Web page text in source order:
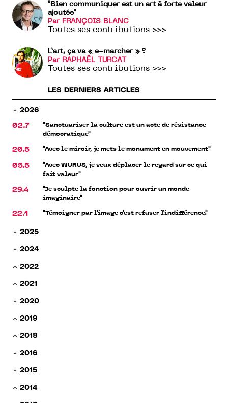
"Bien communiquer est un art à forte valeur
ajoutée"
Par FRANÇOIS BLANC
Toutes ses contributions >>>
L’art, ça va « e-marcher » ?
Par RAPHAËL TURCAT
Toutes ses contributions >>>
LES DERNIERS ARTICLES
2026
02.7
"Sanctuariser la culture est un acte de résistance
démocratique"
20.5 "Avec le miroir, je mets le monument en mouvement"
05.5
"Avec WURUS, je veux déplacer le regard sur ce qui
fait valeur"
29.4
"Je sculpte la fonction pour ouvrir un monde
imaginaire"
22.1 "Témoigner par l'image c'est refuser l’indifférence."
2025
2024
2022
2021
2020
2019
2018
2016
2015
2014